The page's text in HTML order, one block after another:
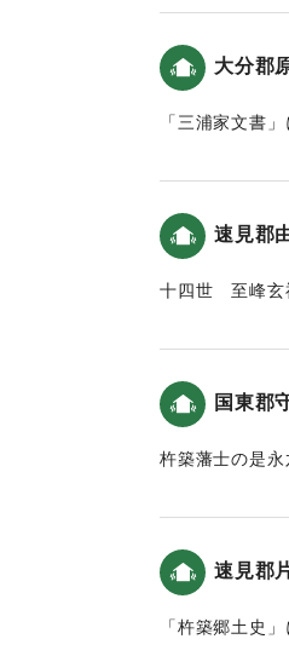
四月耵奉鎮**
以幸奈良田之
同七日夜風雨
災
遷不人力所及
愁歎幸祭之廃
於此幸祭再興
北乙丸村
一 五札壹貫
同村
(南面)
一 同 八百ノ
字中川西町
一 田 壹坪
大分郡
「三浦家文書
32石に減少、
という記述があ
速見郡
十四世 至峰玄
（慶長元年（
したことによ
八年住んだ。）
【出典：以心
国東郡
杵築藩士の是
「（神場洲の
まいました。
この地の津波
｜固有コード:
速見郡
「杵築郷土史